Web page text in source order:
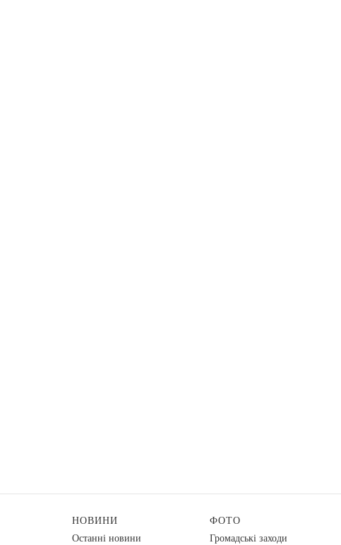
НОВИНИ
Останні новини
ФОТО
Громадські заходи